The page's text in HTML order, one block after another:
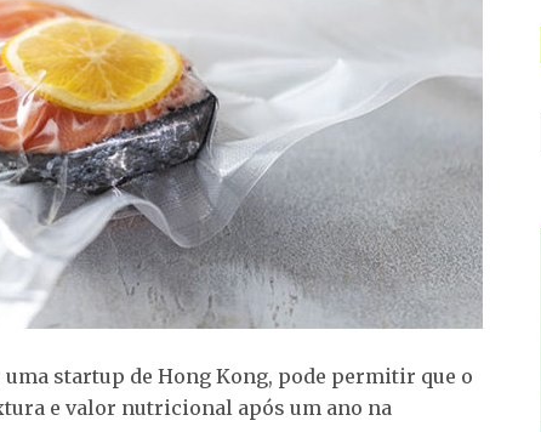
startup de Hong Kong, pode permitir que o
e valor nutricional após um ano na